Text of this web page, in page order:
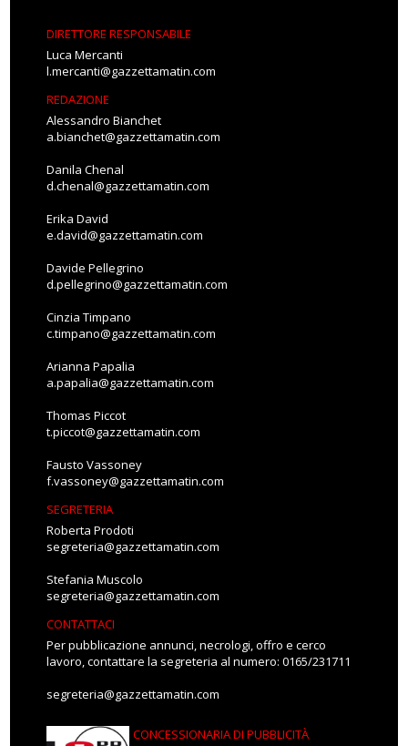
DIRETTORE RESPONSABILE
Luca Mercanti
l.mercanti@gazzettamatin.com
REDAZIONE
Alessandro Bianchet
a.bianchet@gazzettamatin.com
Danila Chenal
d.chenal@gazzettamatin.com
Erika David
e.david@gazzettamatin.com
Davide Pellegrino
d.pellegrino@gazzettamatin.com
Cinzia Timpano
c.timpano@gazzettamatin.com
Arianna Papalia
a.papalia@gazzettamatin.com
Thomas Piccot
t.piccot@gazzettamatin.com
Fausto Vassoney
f.vassoney@gazzettamatin.com
SEGRETERIA
Roberta Prodoti
segreteria@gazzettamatin.com
Stefania Muscolo
segreteria@gazzettamatin.com
CONTATTACI
Per pubblicazione annunci, necrologi, offro e cerco
lavoro, contattare la segreteria al numero: 0165/231711
segreteria@gazzettamatin.com
CONCESSIONARIA DI PUBBLICITÀ